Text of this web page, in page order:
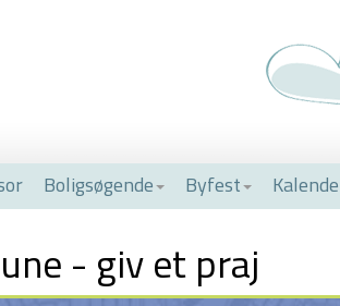
Boligsøgende Byfest
- giv et praj